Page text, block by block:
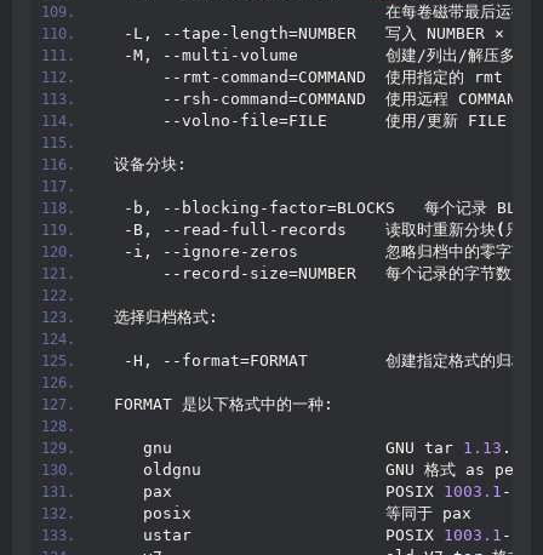
在每卷磁带最后运行
  -L, --tape-length=NUMBER   写入 NUMBER ×
-M, --multi-volume         创建/列出/解压多卷
--rmt-command=COMMAND  使用指定的 rmt
--rsh-command=COMMAND  使用远程 COMMAND
--volno-file=FILE      使用/更新 FILE 中
设备分块:
-b, --blocking-factor=BLOCKS   每个记录
  -B, --read-full-records    读取时重新分块
( 只
  -i, --ignore-zeros         忽略归档中的零字节块
--record-size=NUMBER   每个记录的字节数
选择归档格式:
  -H, --format=FORMAT        创建指定格式的归档
FORMAT 是以下格式中的一种:
    gnu                      GNU tar
1.13 .
oldgnu                   GNU 格式 as per
    pax                      POSIX
1003.1 -
    posix                    等同于 pax
    ustar                    POSIX
1003.1 -